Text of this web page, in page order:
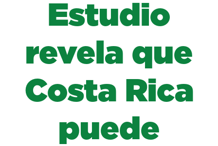
Estudio
revela que
Costa Rica
puede